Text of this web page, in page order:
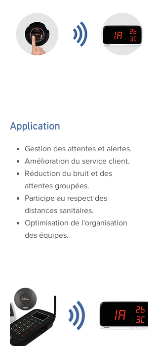
Application
Gestion des attentes et alertes.
Amélioration du service client.
Réduction du bruit et des
attentes groupées.
Participe au respect des
distances sanitaires.
Optimisation de l'organisation
des équipes.